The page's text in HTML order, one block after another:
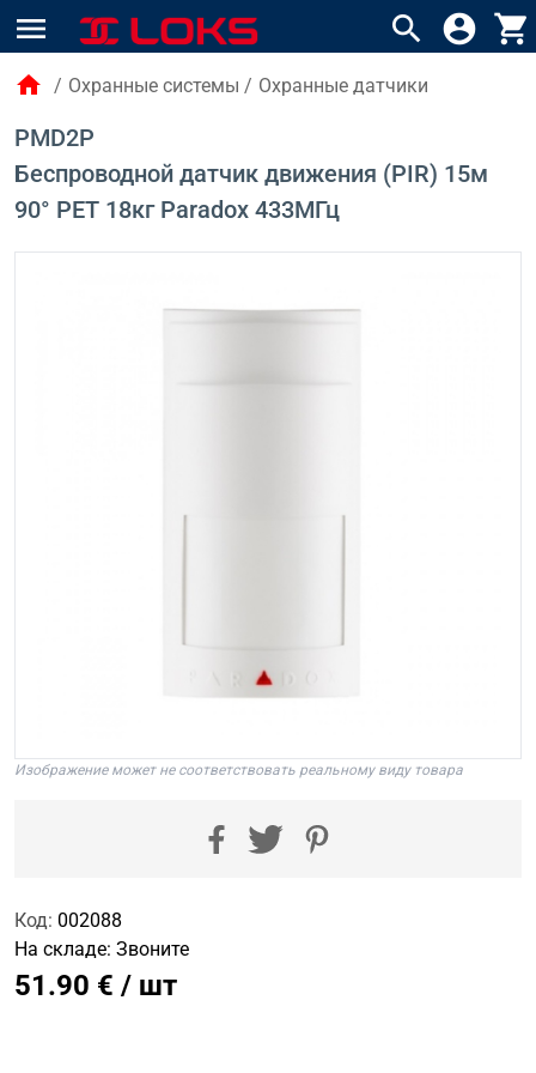
menu search account_circle shopping_cart
home / Охранные системы / Охранные датчики
PMD2P
Беспроводной датчик движения (PIR) 15м
90° PET 18кг Paradox 433МГц
Изображение может не соответствовать реальному виду товара
Код: 002088
На складе: Звоните
51.90 € / шт